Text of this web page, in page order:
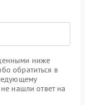
ниже
обратиться в
нашли ответ на